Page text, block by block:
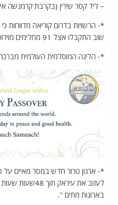
– ליד קסר שירין (בקרבת קרמנשה
שוב התקבלו אצל 91 מחלימים מוירוס קורונה.
*- הליגה המוסלמית העולמית
*- ארגון טרור חדש במסר מאיים
לעזוב את עיראק
בארונות מתים ".